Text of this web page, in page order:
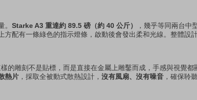
Starke A3 重達約 89.5 磅（約 40 公斤）
，幾乎等同兩台中
配有一條綠色的指示燈條，啟動後會發出柔和光線。整體設
的雕刻不是貼標，而是直接在金屬上雕鑿而成，手感與視覺都
熱片 ，採取全被動式散熱設計， 沒有風扇、沒有噪音 ，確保聆